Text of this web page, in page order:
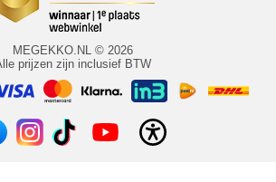
MEGEKKO.NL © 2026
prijzen zijn inclusief BTW